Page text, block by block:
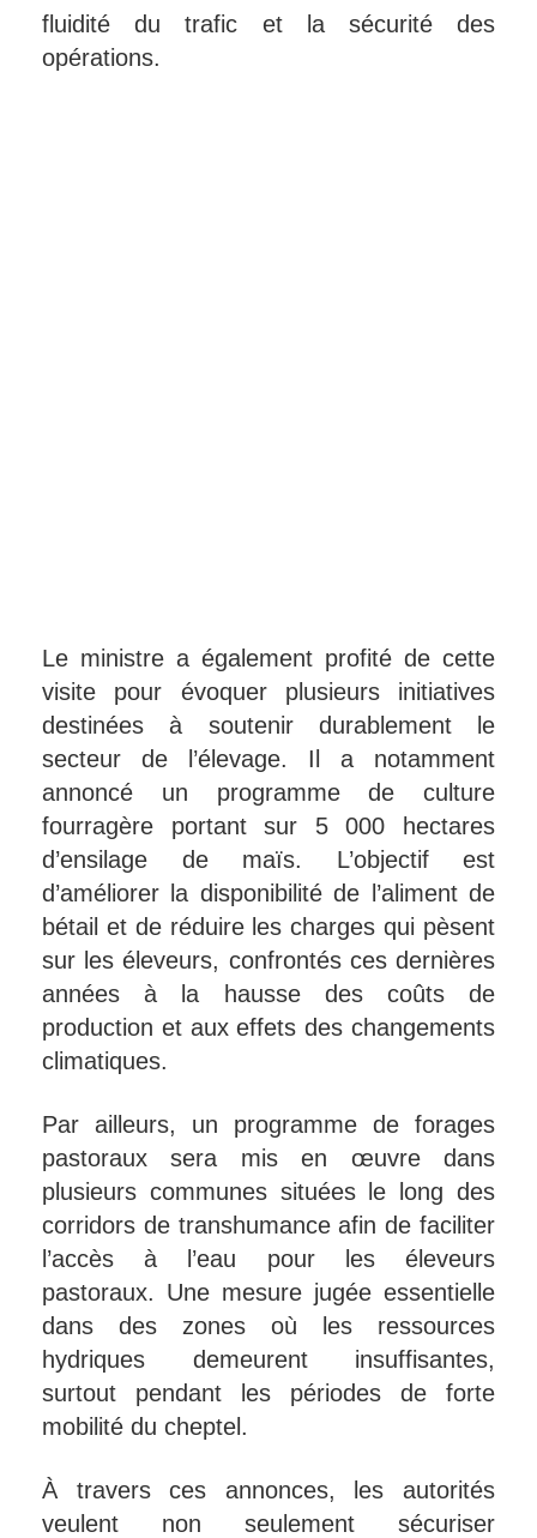
fluidité du trafic et la sécurité des
opérations.
Le ministre a également profité de cette
visite pour évoquer plusieurs initiatives
destinées à soutenir durablement le
secteur de l’élevage. Il a notamment
annoncé un programme de culture
fourragère portant sur 5 000 hectares
d’ensilage de maïs. L’objectif est
d’améliorer la disponibilité de l’aliment de
bétail et de réduire les charges qui pèsent
sur les éleveurs, confrontés ces dernières
années à la hausse des coûts de
production et aux effets des changements
climatiques.
Par ailleurs, un programme de forages
pastoraux sera mis en œuvre dans
plusieurs communes situées le long des
corridors de transhumance afin de faciliter
l’accès à l’eau pour les éleveurs
pastoraux. Une mesure jugée essentielle
dans des zones où les ressources
hydriques demeurent insuffisantes,
surtout pendant les périodes de forte
mobilité du cheptel.
À travers ces annonces, les autorités
veulent non seulement sécuriser